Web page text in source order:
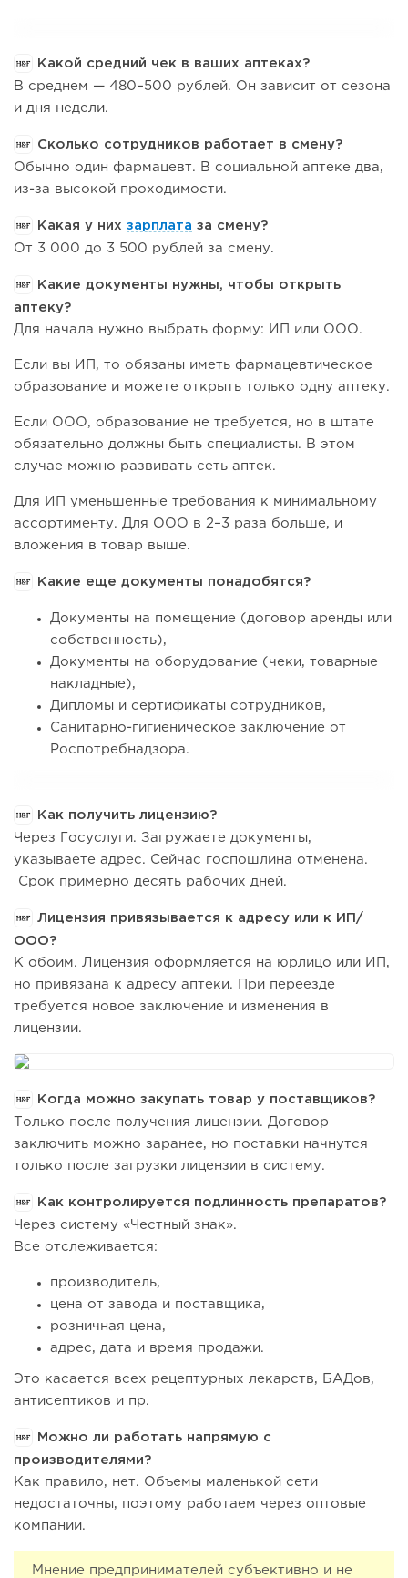
Какой средний чек в ваших аптеках?
В среднем — 480–500 рублей. Он зависит от сезона
и дня недели.
Сколько сотрудников работает в смену?
Обычно один фармацевт. В социальной аптеке два,
из-за высокой проходимости.
Какая у них зарплата за смену?
От 3 000 до 3 500 рублей за смену.
Какие документы нужны, чтобы открыть
аптеку?
Для начала нужно выбрать форму: ИП или ООО.
Если вы ИП, то обязаны иметь фармацевтическое
образование и можете открыть только одну аптеку.
Если ООО, образование не требуется, но в штате
обязательно должны быть специалисты. В этом
случае можно развивать сеть аптек.
Для ИП уменьшенные требования к минимальному
ассортименту. Для ООО в 2–3 раза больше, и
вложения в товар выше.
Какие еще документы понадобятся?
Документы на помещение (договор аренды или
собственность),
Документы на оборудование (чеки, товарные
накладные),
Дипломы и сертификаты сотрудников,
Санитарно-гигиеническое заключение от
Роспотребнадзора.
Как получить лицензию?
Через Госуслуги. Загружаете документы,
указываете адрес. Сейчас госпошлина отменена.
Срок примерно десять рабочих дней.
Лицензия привязывается к адресу или к ИП/
ООО?
К обоим. Лицензия оформляется на юрлицо или ИП,
но привязана к адресу аптеки. При переезде
требуется новое заключение и изменения в
лицензии.
Когда можно закупать товар у поставщиков?
Только после получения лицензии. Договор
заключить можно заранее, но поставки начнутся
только после загрузки лицензии в систему.
Как контролируется подлинность препаратов?
Через систему «Честный знак».
Все отслеживается:
производитель,
цена от завода и поставщика,
розничная цена,
адрес, дата и время продажи.
Это касается всех рецептурных лекарств, БАДов,
антисептиков и пр.
Можно ли работать напрямую с
производителями?
Как правило, нет. Объемы маленькой сети
недостаточны, поэтому работаем через оптовые
компании.
Мнение предпринимателей субъективно и не